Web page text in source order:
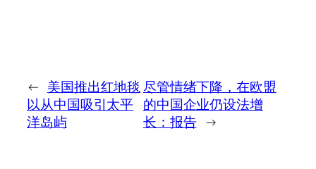
← 美国推出红地毯
以从中国吸引太平
洋岛屿
尽管情绪下降，在欧盟
的中国企业仍设法增
长：报告 →